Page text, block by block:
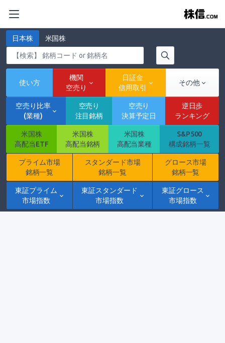
日本株 米国株
使い方
機関
空売り
日証金
信用取引
その他
空売り比率
(業種)
空売り
注目銘柄
空売り
決算予定日
逆日歩
ランキング
米国株
高配当ETF
米国株
高配当銘柄
米国株
高配当業種
S&P500
構成銘柄一覧
プライム市場
銘柄一覧
スタンダード市場
銘柄一覧
グロース市場
銘柄一覧
東証プライム
市場指数
東証スタンダード
市場指数
東証グロース
市場指数